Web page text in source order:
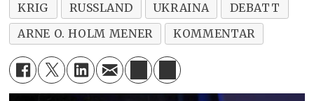
KRIG RUSSLAND UKRAINA
DEBATT
ARNE O. HOLM MENER
KOMMENTAR